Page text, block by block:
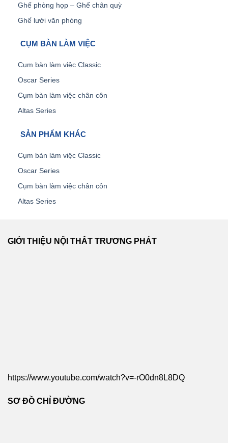
Ghế phòng họp – Ghế chân quỳ
Ghế lưới văn phòng
CỤM BÀN LÀM VIỆC
Cụm bàn làm việc Classic
Oscar Series
Cụm bàn làm việc chân côn
Altas Series
SẢN PHẨM KHÁC
Cụm bàn làm việc Classic
Oscar Series
Cụm bàn làm việc chân côn
Altas Series
GIỚI THIỆU NỘI THẤT TRƯƠNG PHÁT
https://www.youtube.com/watch?v=-rO0dn8L8DQ
SƠ ĐỒ CHỈ ĐƯỜNG